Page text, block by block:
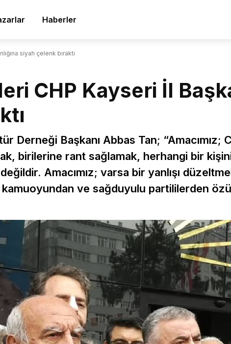
Haberler
siyah çelenk bıraktı
CHP Kayseri İl
Derneği Başkanı Abbas Tan; “Amacımız;
birilerine rant sağlamak, herhangi bir
Amacımız; varsa bir yanlışı
ve sağduyulu partililerden